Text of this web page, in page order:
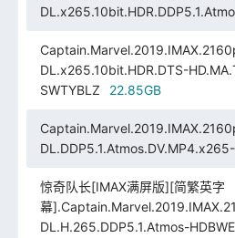
DL.x265.10bit.HDR.DTS-
SWTYBLZ
22.85GB
惊奇队长[IMAX满屏版][简繁英字
幕
DL.H.265.DDP5.1.Atmos-